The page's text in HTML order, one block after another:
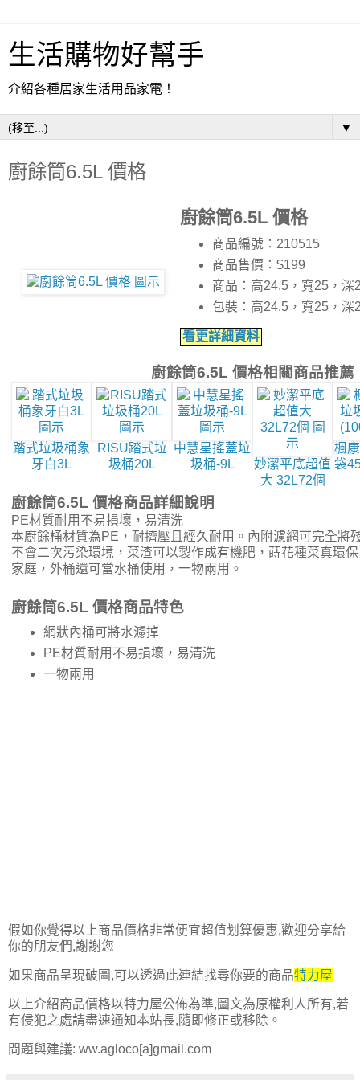
生活購物好幫手
介紹各種居家生活用品家電！
▼
廚餘筒6.5L 價格
廚餘筒6.5L 價格
商品編號：210515
商品售價：$199
商品：高24.5，寬25，深
包裝：高24.5，寬25，深
看更詳細資料
廚餘筒6.5L 價格相關商品推薦
踏式垃圾桶象
牙白3L
RISU踏式垃
圾桶20L
中慧星搖蓋垃
圾桶-9L
妙潔平底超值
大 32L72個
楓
袋
廚餘筒6.5L 價格商品詳細說明
PE材質耐用不易損壞，易清洗
本廚餘桶材質為PE，耐擠壓且經久耐用。內附濾網可完全將
不會二次污染環境，菜渣可以製作成有機肥，蒔花種菜真環
家庭，外桶還可當水桶使用，一物兩用。
廚餘筒6.5L 價格商品特色
網狀內桶可將水濾掉
PE材質耐用不易損壞，易清洗
一物兩用
假如你覺得以上商品價格非常便宜超值划算優惠,歡迎分享給
你的朋友們,謝謝您
如果商品呈現破圖,可以透過此連結找尋你要的商品特力屋
以上介紹商品價格以特力屋公佈為準,圖文為原權利人所有,若
有侵犯之處請盡速通知本站長,隨即修正或移除。
問題與建議: ww.agloco[a]gmail.com